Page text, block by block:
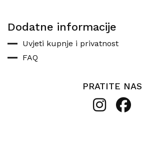
Dodatne informacije
Uvjeti kupnje i privatnost
FAQ
PRATITE NAS